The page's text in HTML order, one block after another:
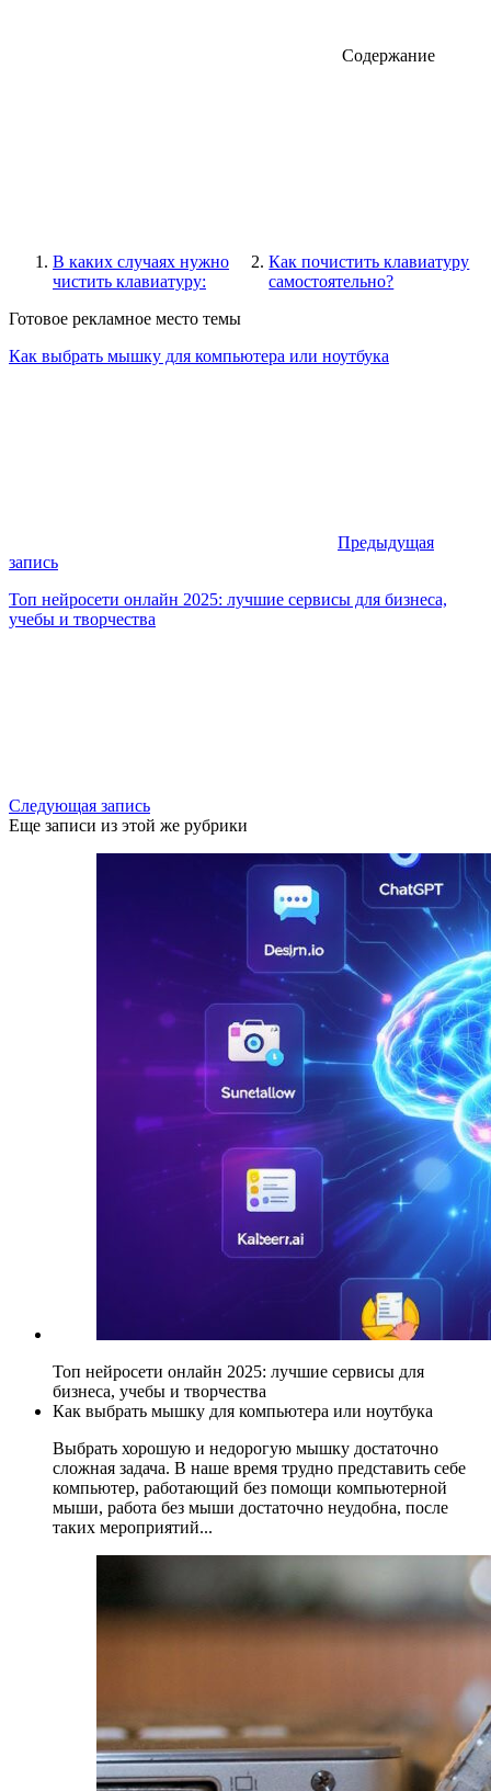
Содержание
В каких случаях нужно
чистить клавиатуру:
Как почистить клавиатуру
самостоятельно?
Готовое рекламное место темы
Как выбрать мышку для компьютера или ноутбука
Предыдущая
запись
Топ нейросети онлайн 2025: лучшие сервисы для бизнеса,
учебы и творчества
Следующая запись
Еще записи из этой же рубрики
Топ нейросети онлайн 2025: лучшие сервисы для
бизнеса, учебы и творчества
Как выбрать мышку для компьютера или ноутбука
Выбрать хорошую и недорогую мышку достаточно
сложная задача. В наше время трудно представить себе
компьютер, работающий без помощи компьютерной
мыши, работа без мыши достаточно неудобна, после
таких мероприятий...